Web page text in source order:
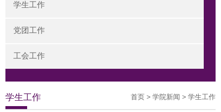
学生工作
党团工作
工会工作
学生工作 首页> 学院新闻 > 学生工作